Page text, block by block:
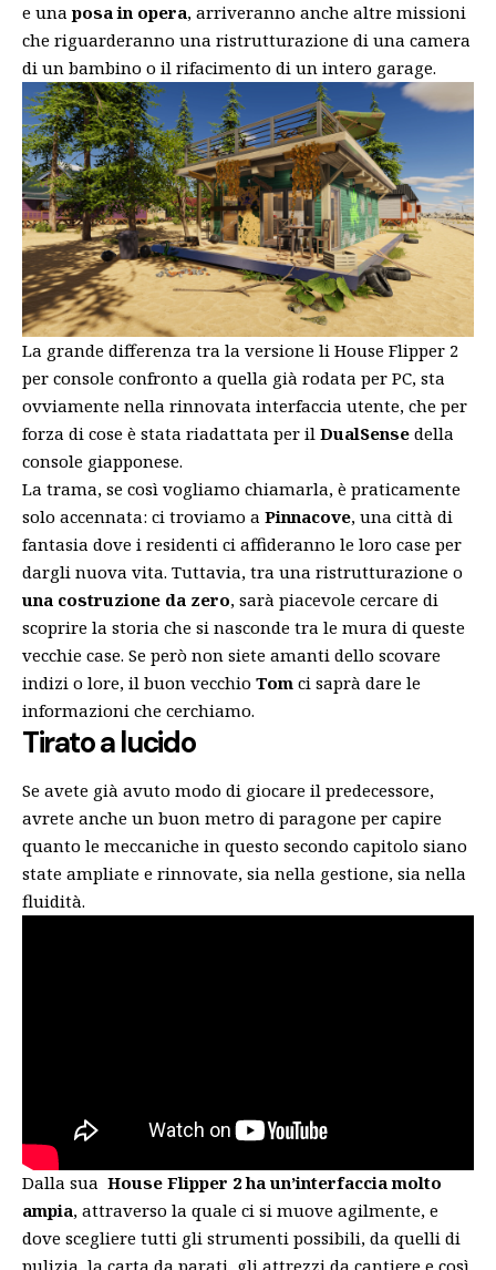
e unaposa in opera, arriveranno anche altre missioni
che riguarderanno una ristrutturazione di una camera
di un bambino o il rifacimento di un intero garage.
La grande differenza tra la versione li House Flipper 2
per console confronto a quella già rodata per PC, sta
ovviamente nella rinnovata interfaccia utente, che per
forza di cose è stata riadattata per il DualSense della
console giapponese.
La trama, se così vogliamo chiamarla, è praticamente
solo accennata: ci troviamo a Pinnacove, una città di
fantasia dove i residenti ci affideranno le loro case per
dargli nuova vita. Tuttavia, tra una ristrutturazione o
una costruzione da zero, sarà piacevole cercare di
scoprire la storia che si nasconde tra le mura di queste
vecchie case. Se però non siete amanti dello scovare
indizi o lore, il buon vecchio Tom ci saprà dare le
informazioni che cerchiamo.
Tirato a lucido
Se avete già avuto modo di giocare il predecessore,
avrete anche un buon metro di paragone per capire
quanto le meccaniche in questo secondo capitolo siano
state ampliate e rinnovate, sia nella gestione, sia nella
fluidità.
Dalla sua House Flipper 2 ha un’interfaccia molto
ampia, attraverso la quale ci si muove agilmente, e
dove scegliere tutti gli strumenti possibili, da quelli di